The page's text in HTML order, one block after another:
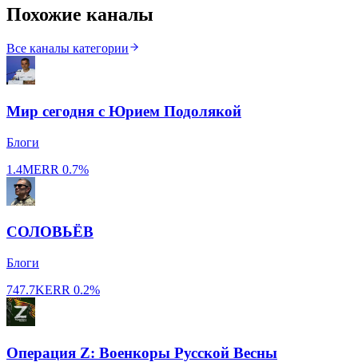
Похожие каналы
Все каналы категории
Мир сегодня с Юрием Подолякой
Блоги
1.4MERR 0.7%
СОЛОВЬЁВ
Блоги
747.7KERR 0.2%
Операция Z: Военкоры Русской Весны